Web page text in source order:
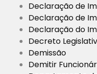
Declaração de
Declaração de
Declaração do
Decreto
Demissão
Demitir